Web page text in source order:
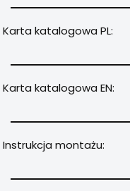
Karta katalogowa PL:
Karta katalogowa EN:
Instrukcja montażu: